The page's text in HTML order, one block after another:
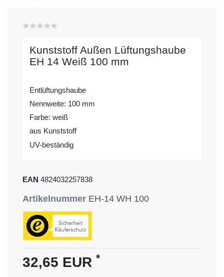
Kunststoff Außen Lüftungshaube
EH 14 Weiß 100 mm
Entlüftungshaube
Nennweite: 100 mm
Farbe: weiß
aus Kunststoff
UV-beständig
EAN 4824032257838
Artikelnummer EH-14 WH 100
32,65 EUR *